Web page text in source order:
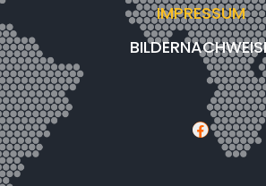
IMPRESSUM